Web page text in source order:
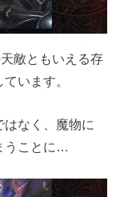
敵ともいえる存
います。
はなく、魔物に
うことに…